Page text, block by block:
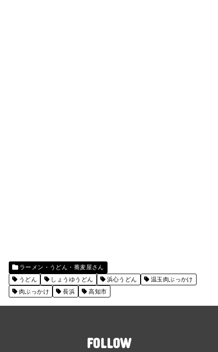
ラーメン・うどん・蕎麦屋さん
うどん
しょうゆうどん 浜心うどん
温玉肉ぶっかけ
肉ぶっかけ
長浜 高知市
FOLLOW